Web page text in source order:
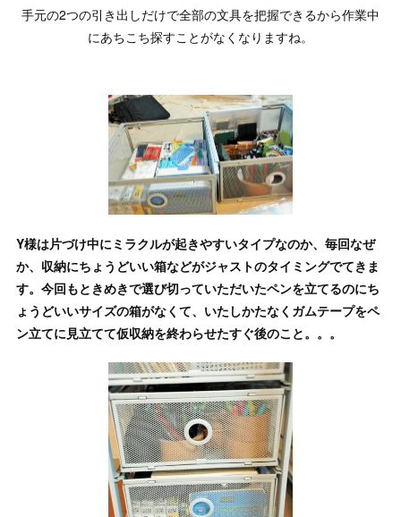
手元の2つの引き出しだけで全部の文具を把握できるから作業中
にあちこち探すことがなくなりますね。
Y様は片づけ中にミラクルが起きやすいタイプなのか、毎回なぜ
か、収納にちょうどいい箱などがジャストのタイミングでてきま
す。今回もときめきで選び切っていただいたペンを立てるのにち
ょうどいいサイズの箱がなくて、いたしかたなくガムテープをペ
ン立てに見立てて仮収納を終わらせたすぐ後のこと。。。